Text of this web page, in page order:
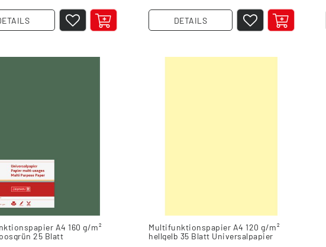
DETAILS
A4 160 g/m²
25 Blatt
Multifunktionspapier A4 120 g/m²
hellgelb 35 Blatt Universalpapier